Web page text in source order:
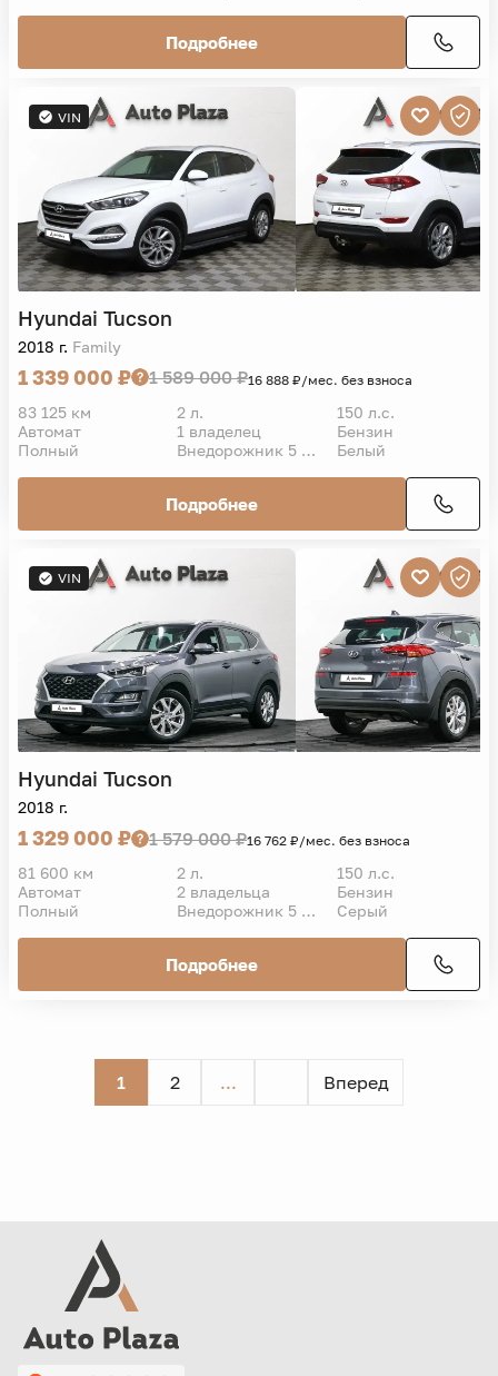
Подробнее
VIN
Hyundai Tucson
2018 г. Family
1 339 000 ₽ 1 589 000 ₽16 888 ₽/мес. без взноса
83 125 км 2 л.
150 л.с.
Автомат
1 владелец
Бензин
Полный
Внедорожник 5 дв. Белый
Подробнее
VIN
Hyundai Tucson
2018 г.
1 329 000 ₽ 1 579 000 ₽16 762 ₽/мес. без взноса
81 600 км 2 л.
150 л.с.
Автомат
2 владельца
Бензин
Полный
Внедорожник 5 дв. Серый
Подробнее
1 2 ... Вперед